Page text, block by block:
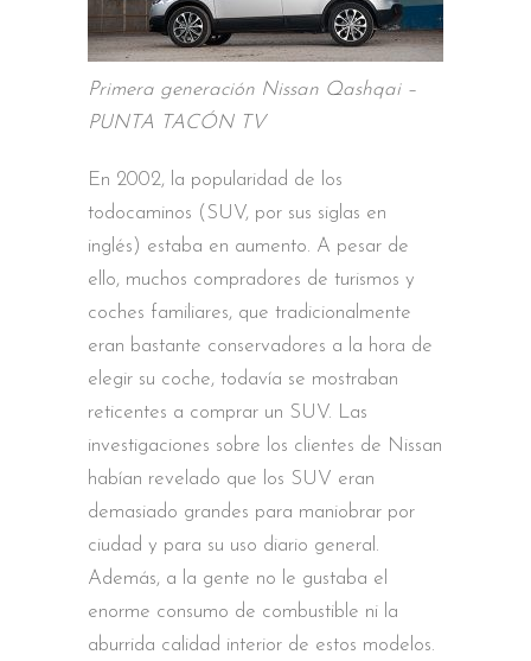
Primera generación Nissan Qashqai –
PUNTA TACÓN TV
En 2002, la popularidad de los
todocaminos (SUV, por sus siglas en
inglés) estaba en aumento. A pesar de
ello, muchos compradores de turismos y
coches familiares, que tradicionalmente
eran bastante conservadores a la hora de
elegir su coche, todavía se mostraban
reticentes a comprar un SUV. Las
investigaciones sobre los clientes de Nissan
habían revelado que los SUV eran
demasiado grandes para maniobrar por
ciudad y para su uso diario general.
Además, a la gente no le gustaba el
enorme consumo de combustible ni la
aburrida calidad interior de estos modelos.